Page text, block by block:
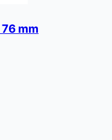
mm